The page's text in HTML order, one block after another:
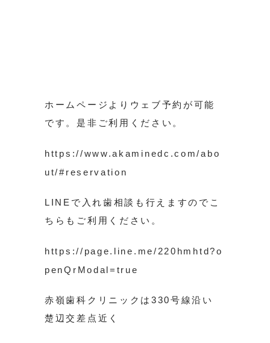
ホームページよりウェブ予約が可能
です。是非ご利用ください。
https://www.akaminedc.com/abo
ut/#reservation
LINEで入れ歯相談も行えますのでこ
ちらもご利用ください。
https://page.line.me/220hmhtd?o
penQrModal=true
赤嶺歯科クリニックは330号線沿い
楚辺交差点近く